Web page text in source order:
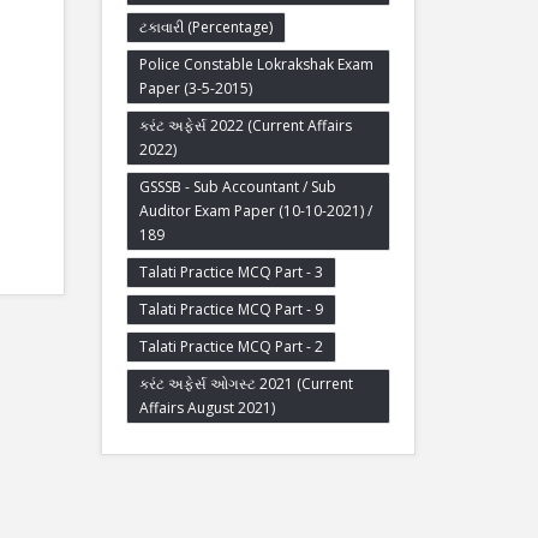
ટકાવારી (Percentage)
Police Constable Lokrakshak Exam
Paper (3-5-2015)
કરંટ અફેર્સ 2022 (Current Affairs
2022)
GSSSB - Sub Accountant / Sub
Auditor Exam Paper (10-10-2021) /
189
Talati Practice MCQ Part - 3
Talati Practice MCQ Part - 9
Talati Practice MCQ Part - 2
કરંટ અફેર્સ ઓગસ્ટ 2021 (Current
Affairs August 2021)